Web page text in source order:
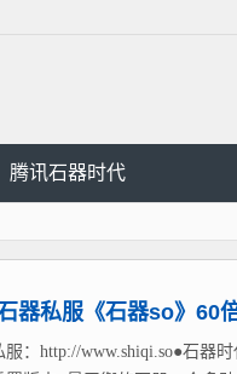
腾讯石器时代
器私服《石器so》60
：http://www.shiqi.so●石器时